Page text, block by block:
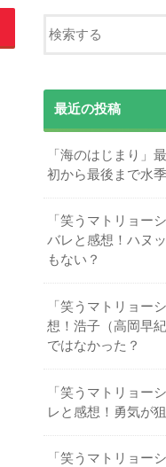
最近の投稿
「海のはじまり」
初から最後まで水
「笑うマトリョー
バレと感想！ハヌ
もない？
「笑うマトリョー
想！浩子（高岡早
ではなかった？
「笑うマトリョー
レと感想！勇気が
「笑うマトリョー